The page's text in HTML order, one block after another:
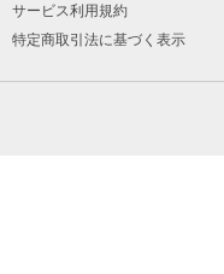
サービス利用規約
特定商取引法に基づく表示